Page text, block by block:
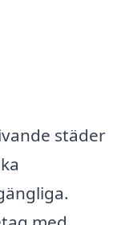
städer